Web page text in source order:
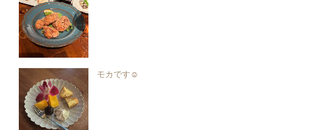
モカです☺︎︎